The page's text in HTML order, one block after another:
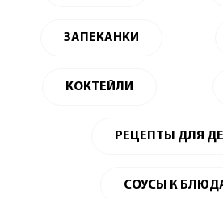
ЗАПЕКАНКИ
КОКТЕЙЛИ
РЕЦЕПТЫ ДЛЯ
СОУСЫ К